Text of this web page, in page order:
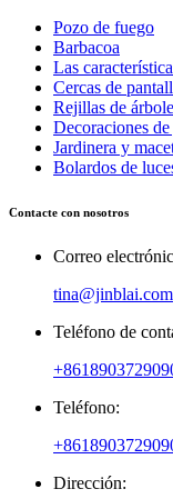
Pozo de fuego
Barbacoa
Las
Cercas de
Rejillas de
Decoraciones
Jardinera y
Bolardos de
Contacte con nosotros
Correo
tina@jinblai.com
Teléfono de
Teléfono:
Dirección: